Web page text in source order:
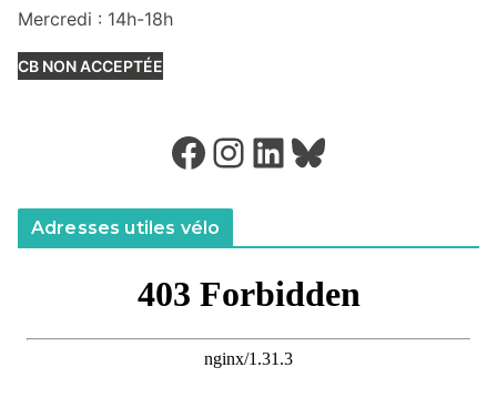
Mercredi : 14h-18h
CB NON ACCEPTÉE
Facebook Instagram LinkedIn Bluesky
Adresses utiles vélo